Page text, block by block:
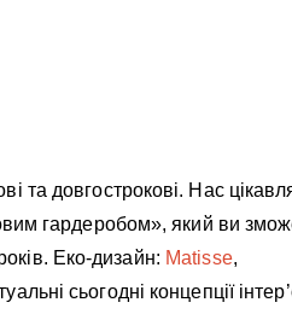
та довгострокові. Нас
гардеробом», який ви
Еко-дизайн: Matisse,
сьогодні концепції